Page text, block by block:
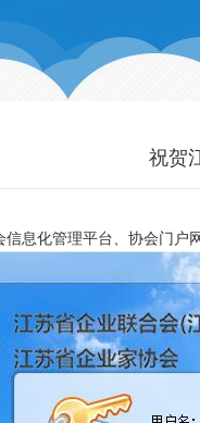
祝贺
信息化管理平台、协会门户